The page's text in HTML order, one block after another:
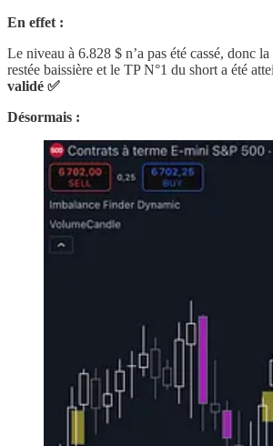
En effet :
Le niveau à 6.828 $ n’a pas été cassé, donc
restée baissière et le TP N°1 du short a été
validé ✅
Désormais :